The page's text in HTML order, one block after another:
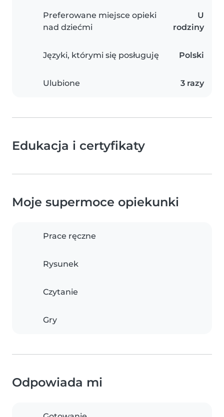
Preferowane miejsce opieki
nad dziećmi
U
rodziny
Języki, którymi się posługuję Polski
Ulubione 3 razy
Edukacja i certyfikaty
Moje supermoce opiekunki
Prace ręczne
Rysunek
Czytanie
Gry
Odpowiada mi